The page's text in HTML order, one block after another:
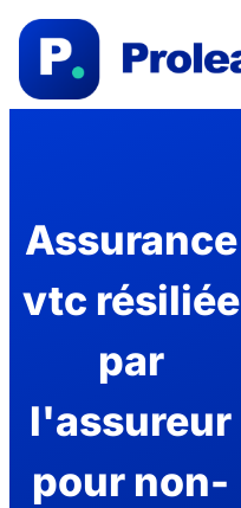
Assurance
vtc résiliée
par
l'assureur
pour non-